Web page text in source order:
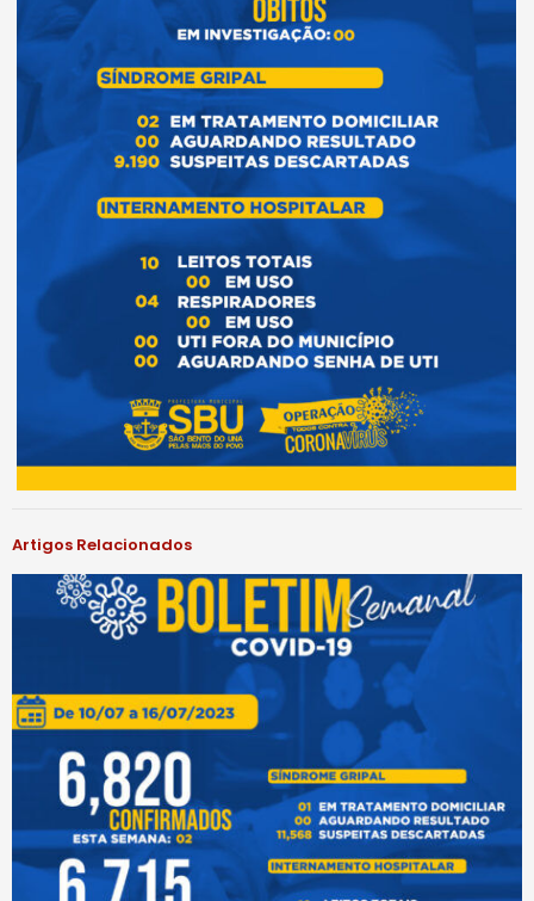
Artigos Relacionados